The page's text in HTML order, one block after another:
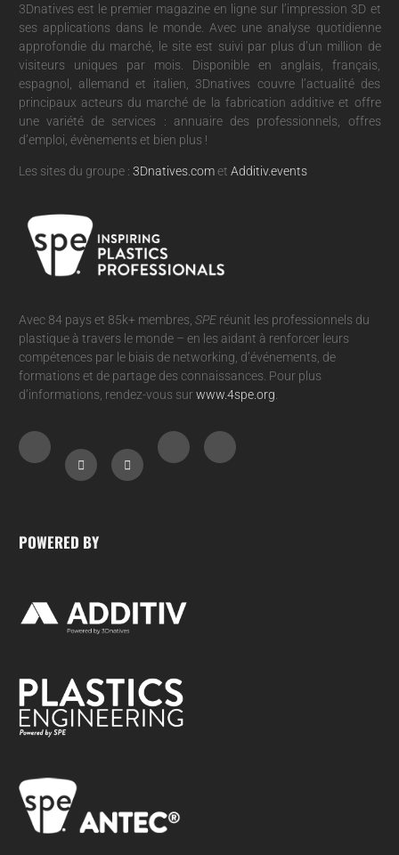
3Dnatives est le premier magazine en ligne sur l’impression 3D et
ses applications dans le monde. Avec une analyse quotidienne
approfondie du marché, le site est suivi par plus d’un million de
visiteurs uniques par mois. Disponible en anglais, français,
espagnol, allemand et italien, 3Dnatives couvre l’actualité des
principaux acteurs du marché de la fabrication additive et offre
une variété de services : annuaire des professionnels, offres
d’emploi, évènements et bien plus !
Les sites du groupe : 3Dnatives.comet Additiv.events
Avec 84 pays et 85k+ membres, SPEréunit les professionnels du
plastique à travers le monde – en les aidant à renforcer leurs
compétences par le biais de networking, d’événements, de
formations et de partage des connaissances. Pour plus
d’informations, rendez-vous surwww.4spe.org
POWERED BY